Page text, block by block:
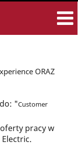
ORAZ
"Customer
pracy w